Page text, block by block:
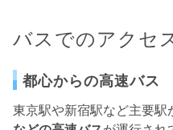
バスでのアクセ
都心からの高速バス
東京駅や新宿駅など主要駅